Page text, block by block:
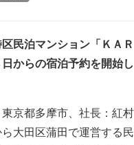
民泊マンション「ＫＡＲ
からの宿泊予約を開始し
京都多摩市、社長：紅
大田区蒲田で運営する